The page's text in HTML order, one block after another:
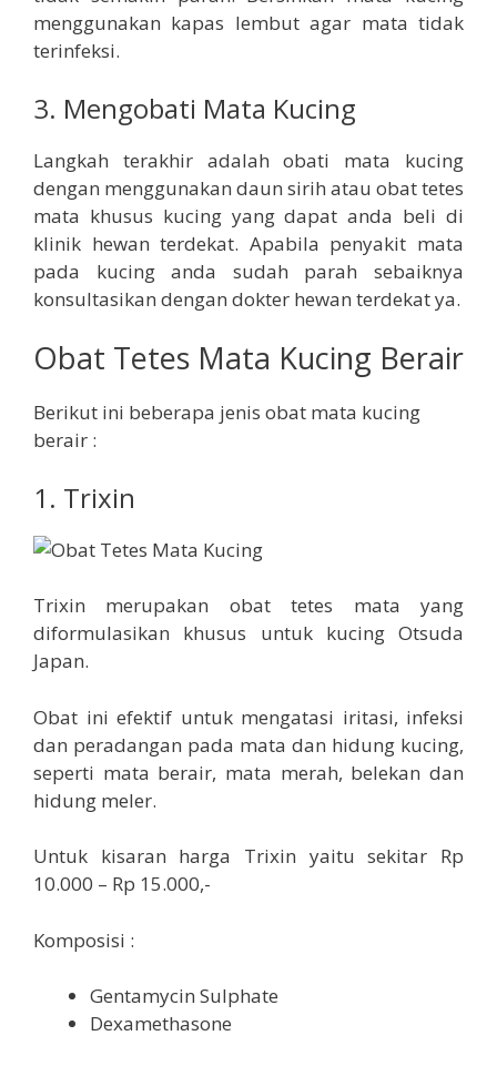
menggunakan kapas lembut agar mata tidak
terinfeksi.
3. Mengobati Mata Kucing
Langkah terakhir adalah obati mata kucing
dengan menggunakan daun sirih atau obat tetes
mata khusus kucing yang dapat anda beli di
klinik hewan terdekat. Apabila penyakit mata
pada kucing anda sudah parah sebaiknya
konsultasikan dengan dokter hewan terdekat ya.
Obat Tetes Mata Kucing Berair
Berikut ini beberapa jenis obat mata kucing
berair :
1. Trixin
Trixin merupakan obat tetes mata yang
diformulasikan khusus untuk kucing Otsuda
Japan.
Obat ini efektif untuk mengatasi iritasi, infeksi
dan peradangan pada mata dan hidung kucing,
seperti mata berair, mata merah, belekan dan
hidung meler.
Untuk kisaran harga Trixin yaitu sekitar Rp
10.000 – Rp 15.000,-
Komposisi :
Gentamycin Sulphate
Dexamethasone